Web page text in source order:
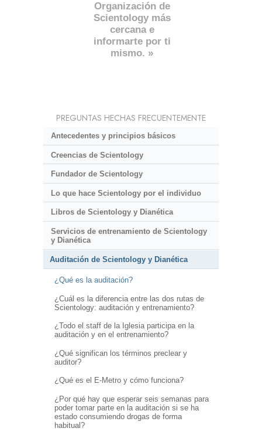
Organización de
Scientology más
cercana e
informarte por ti
mismo. »
PREGUNTAS HECHAS FRECUENTEMENTE
Antecedentes y principios básicos
Creencias de Scientology
Fundador de Scientology
Lo que hace Scientology por el individuo
Libros de Scientology y Dianética
Servicios de entrenamiento de Scientology
y Dianética
Auditación de Scientology y Dianética
¿Qué es la auditación?
¿Cuál es la diferencia entre las dos rutas de
Scientology: auditación y entrenamiento?
¿Todo el staff de la Iglesia participa en la
auditación y en el entrenamiento?
¿Qué significan los términos preclear y
auditor?
¿Qué es el E-Metro y cómo funciona?
¿Por qué hay que esperar seis semanas para
poder tomar parte en la auditación si se ha
estado consumiendo drogas de forma
habitual?